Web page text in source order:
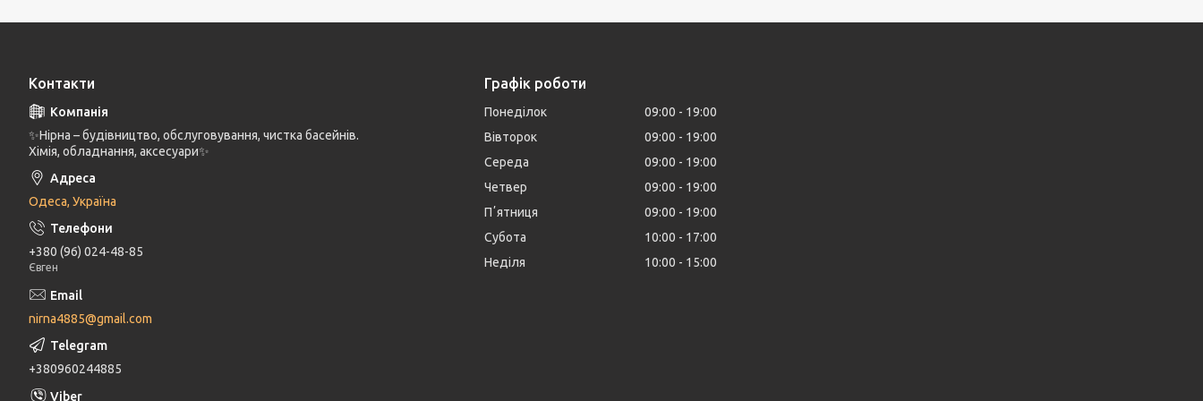
Контакти
✨Нірна – будівництво, обслуговування, чистка басейнів.
Хімія, обладнання, аксесуари✨
Одеса, Україна
+380 (96) 024-48-85
Євген
nirna4885@gmail.com
+380960244885
Графік роботи
Понеділок 09:00
19:00
Вівторок
09:00
19:00
Середа
09:00
19:00
Четвер
09:00
19:00
Пʼятниця
09:00
19:00
Субота
10:00
17:00
Неділя
10:00 15:00